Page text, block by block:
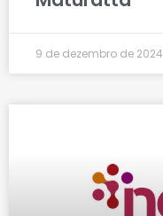
9 de dezembro de 2024